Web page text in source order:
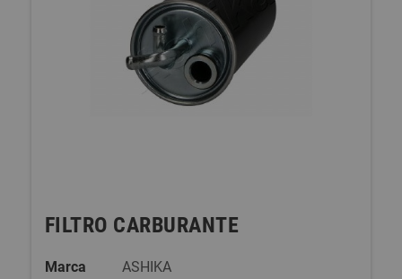
FILTRO CARBURANTE
Marca
ASHIKA